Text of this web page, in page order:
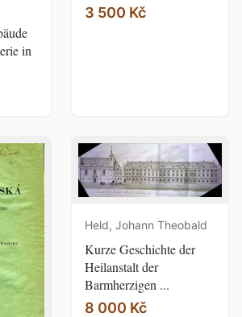
in
3 500 Kč
Held, Johann Theobald
Kurze Geschichte der
Heilanstalt der
Barmherzigen ...
8 000 Kč